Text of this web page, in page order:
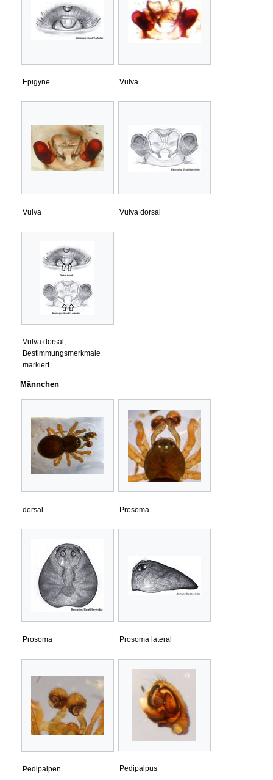
Epigyne Vulva
Vulva Vulva dorsal
Vulva dorsal,
Bestimmungsmerkmale
markiert
Männchen
dorsal Prosoma
Prosoma Prosoma lateral
Pedipalpen Pedipalpus